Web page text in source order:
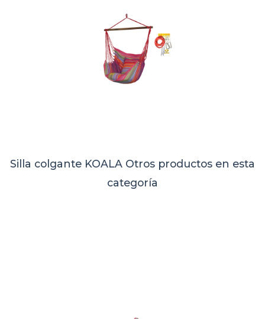
Silla colgante KOALA Otros productos en esta
categoría